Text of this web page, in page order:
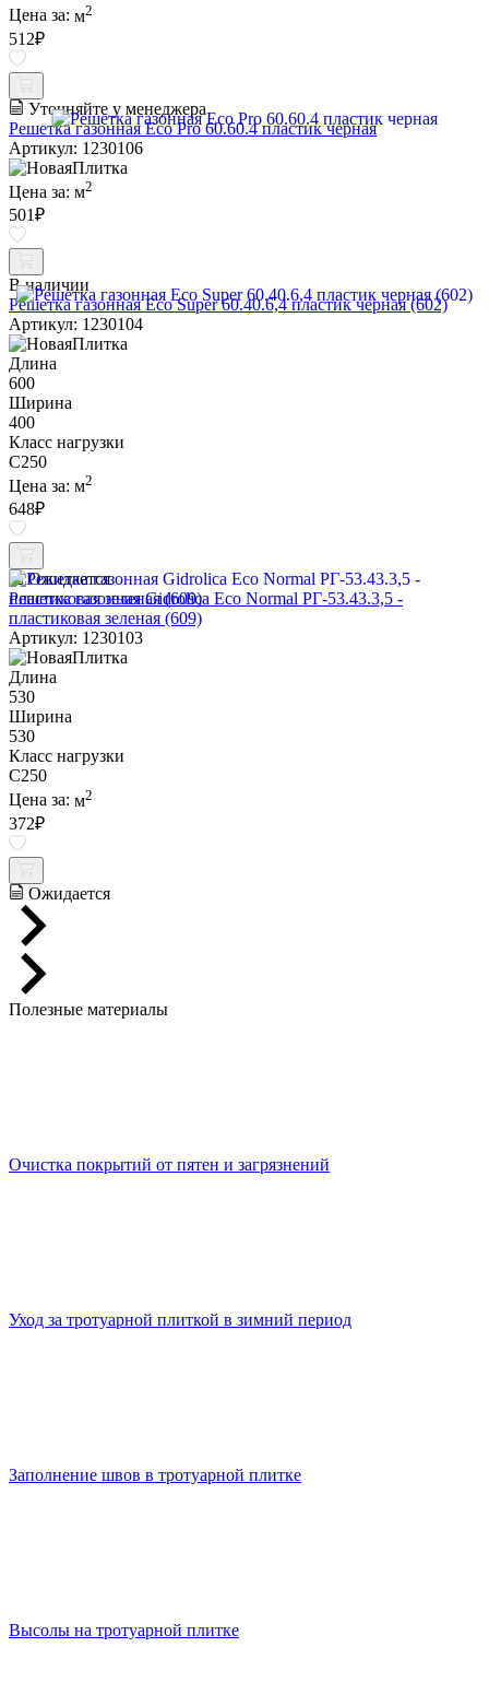
Цена за: м2
512₽
Уточняйте у менеджера
Решетка газонная Eco Pro 60.60.4 пластик черная
Артикул: 1230106
Цена за: м2
501₽
В наличии
Решетка газонная Eco Super 60.40.6,4 пластик черная (602)
Артикул: 1230104
Длина
600
Ширина
400
Класс нагрузки
C250
Цена за: м2
648₽
Ожидается
Решетка газонная Gidrolica Eco Normal РГ-53.43.3,5 -
пластиковая зеленая (609)
Артикул: 1230103
Длина
530
Ширина
530
Класс нагрузки
C250
Цена за: м2
372₽
Ожидается
Полезные материалы
Очистка покрытий от пятен и загрязнений
Уход за тротуарной плиткой в зимний период
Заполнение швов в тротуарной плитке
Высолы на тротуарной плитке